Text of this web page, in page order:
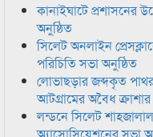
কানাইঘাটে প্রশাসনের
অনুষ্ঠিত
সিলেট অনলাইন
পরিচিতি সভা অনুষ্ঠিত
লোভাছড়ার জব্দকৃত
আটগ্রামের অবৈধ
লন্ডনে সিলেট